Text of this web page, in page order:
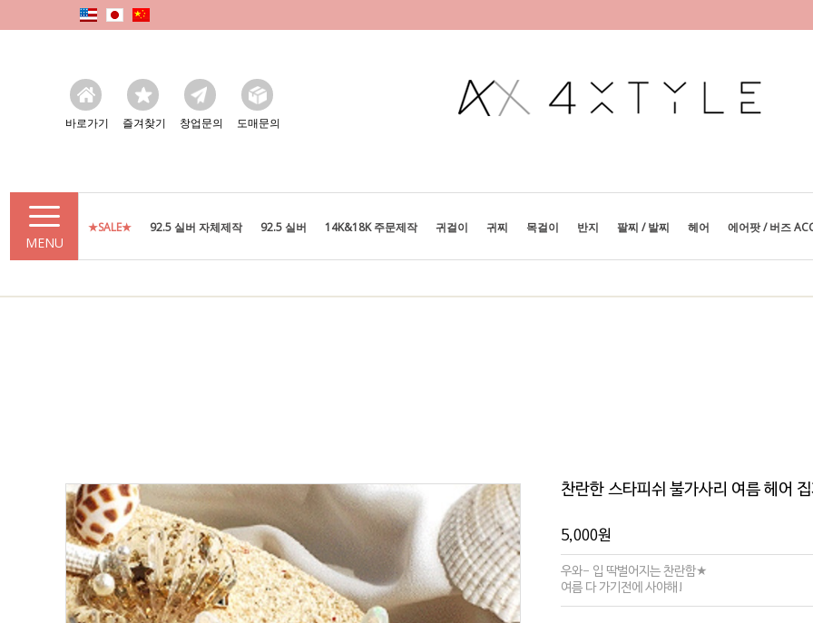
바로가기 즐겨찾기 창업문의 도매문의
MENU
★SALE★ 92.5 실버 자체제작 92.5 실버 14K&18K 주문제작 귀걸이 귀찌 목걸이 반지 팔찌 / 발찌 헤어 에어팟 / 버즈
찬란한 스타피쉬 불가사리 여름 헤어
5,000원
우와- 입 딱벌어지는 찬란함★
여름 다 가기전에 사야해!